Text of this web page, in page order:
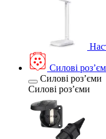
Силові
Силові розʼєми
Силові розʼєми